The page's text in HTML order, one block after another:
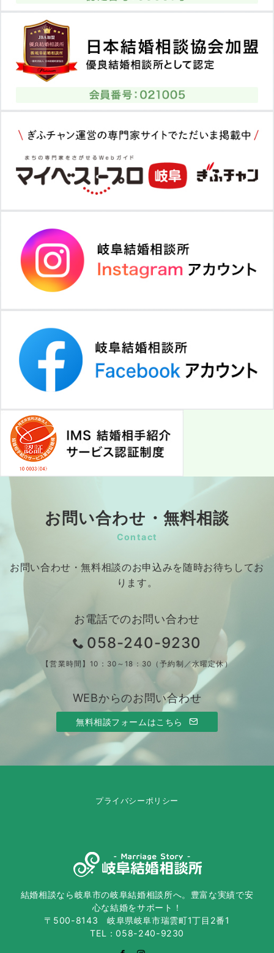
お問い合わせ・無料相談
Contact
お問い合わせ・無料相談のお申込みを随時お待ちしてお
ります。
お電話でのお問い合わせ
058-240-9230
【営業時間】10：30～18：30（予約制／水曜定休）
WEBからのお問い合わせ
無料相談フォームはこちら
プライバシーポリシー
結婚相談なら岐阜市の岐阜結婚相談所へ。豊富な実績で安
心な結婚をサポート！
〒500-8143 岐阜県岐阜市瑞雲町1丁目2番1
TEL：058-240-9230